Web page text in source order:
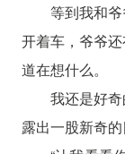
等到我和
开着车，爷爷
道在想什么。
我还是好
露出一股新奇的